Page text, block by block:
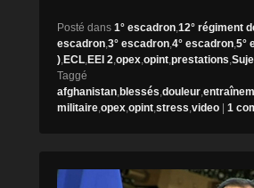
Posté dans 1° escadron,12° régiment
escadron,3° escadron,4° escadron,5°
),ECL,EEI 2,opex,opint,prestations,
Taggé
afghanistan,blessés,douleur,
militaire,opex,opint,stress,video | 1